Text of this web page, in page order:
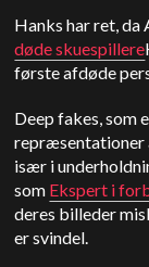
Hanks har ret,
døde skuespillere
første afdøde
Deep fakes, som
repræsentationer
især i
som Ekspert i
deres billeder
er svindel.